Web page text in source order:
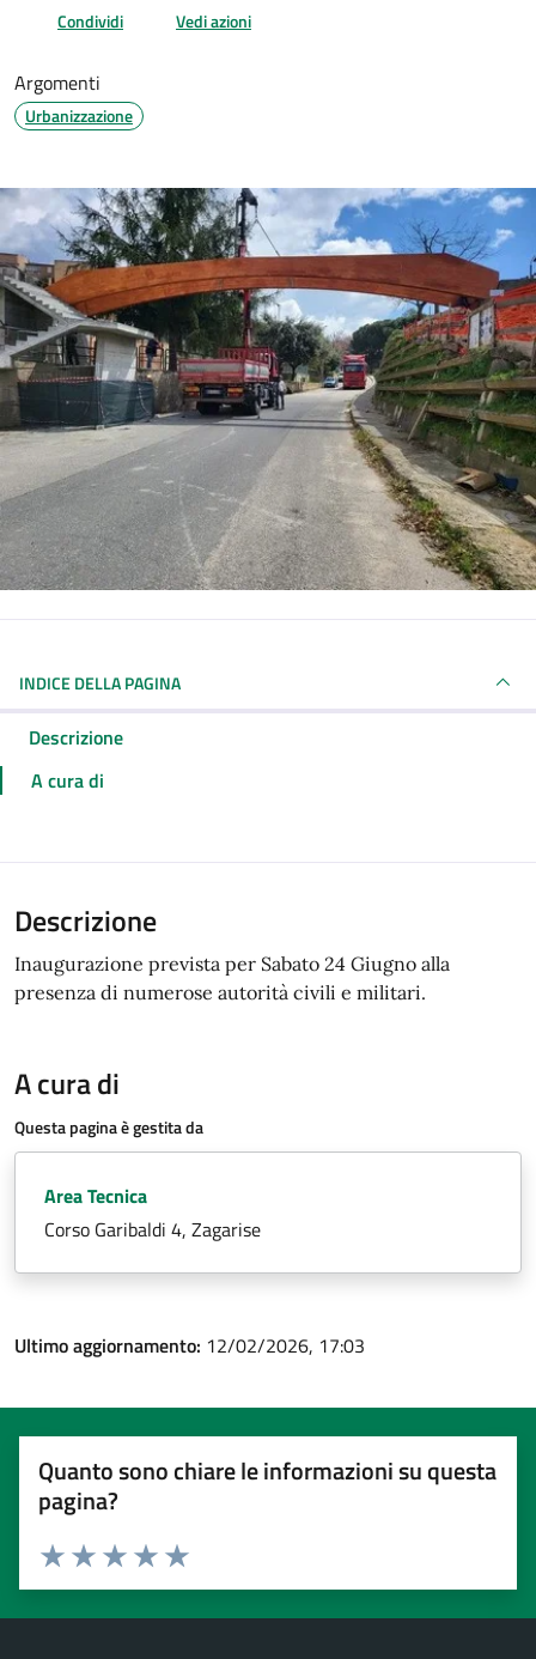
Condividi Vedi azioni
Argomenti
Urbanizzazione
INDICE DELLA PAGINA
Descrizione
A cura di
Descrizione
Inaugurazione prevista per Sabato 24 Giugno alla
presenza di numerose autorità civili e militari.
A cura di
Questa pagina è gestita da
Area Tecnica
Corso Garibaldi 4, Zagarise
Ultimo aggiornamento: 12/02/2026, 17:03
Quanto sono chiare le informazioni su questa
pagina?
Valuta 5 stelle su 5
Valuta 4 stelle su 5
Valuta 3 stelle su 5
Valuta 2 stelle su 5
Valuta 1 stelle su 5